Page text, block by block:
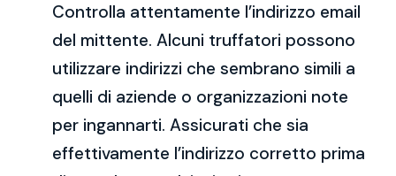
Controlla attentamente l’indirizzo email
del mittente. Alcuni truffatori possono
utilizzare indirizzi che sembrano simili a
quelli di aziende o organizzazioni note
per ingannarti. Assicurati che sia
effettivamente l’indirizzo corretto prima